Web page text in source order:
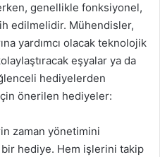
genellikle fonksiyonel,
edilmelidir. Mühendisler,
yardımcı olacak teknolojik
eşyalar ya da
hediyelerden
önerilen hediyeler:
zaman yönetimini
hediye. Hem işlerini takip